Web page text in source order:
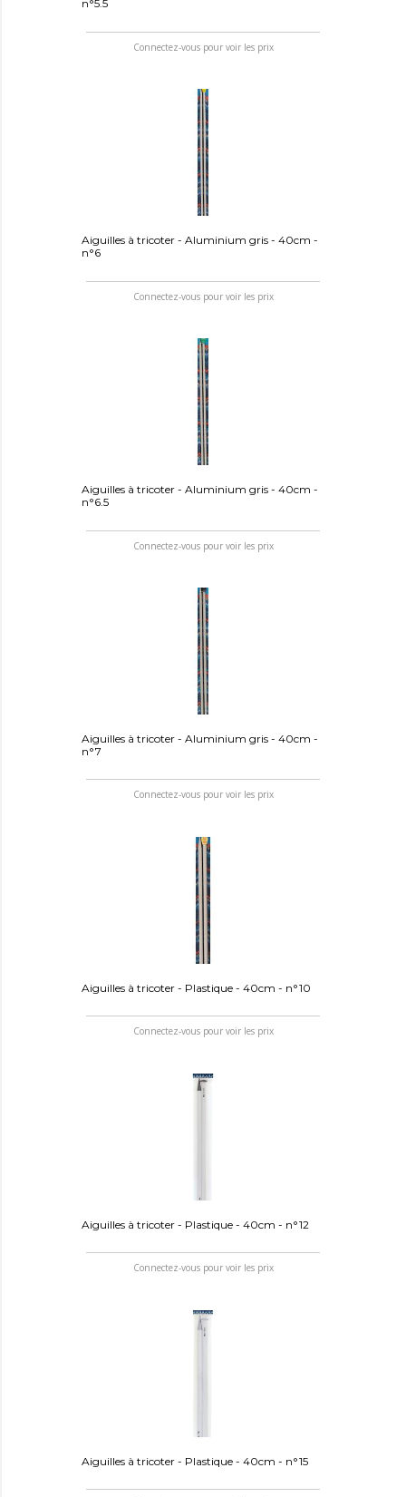
n°5.5
Connectez-vous pour voir les prix
Aiguilles à tricoter - Aluminium gris - 40cm -
n°6
Connectez-vous pour voir les prix
Aiguilles à tricoter - Aluminium gris - 40cm -
n°6.5
Connectez-vous pour voir les prix
Aiguilles à tricoter - Aluminium gris - 40cm -
n°7
Connectez-vous pour voir les prix
Aiguilles à tricoter - Plastique - 40cm - n°10
Connectez-vous pour voir les prix
Aiguilles à tricoter - Plastique - 40cm - n°12
Connectez-vous pour voir les prix
Aiguilles à tricoter - Plastique - 40cm - n°15